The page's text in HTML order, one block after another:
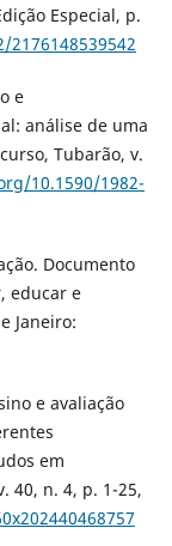
Especial, p.
e
análise de uma
Tubarão, v.
10.1590/1982-
Documento
educar e
Janeiro:
e avaliação
em
40, n. 4, p. 1-25,